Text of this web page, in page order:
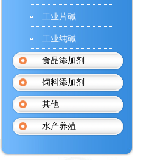
工业片碱
工业纯碱
食品添加剂
饲料添加剂
其他
水产养殖